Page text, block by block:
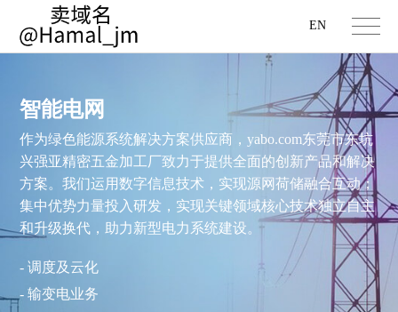
EN
智能电网
作为绿色能源系统解决方案供应商，yabo.com东莞市东坑
兴强亚精密五金加工厂致力于提供全面的创新产品和解决
方案。我们运用数字信息技术，实现源网荷储融合互动；
集中优势力量投入研发，实现关键领域核心技术独立自主
和升级换代，助力新型电力系统建设。
- 调度及云化
- 输变电业务